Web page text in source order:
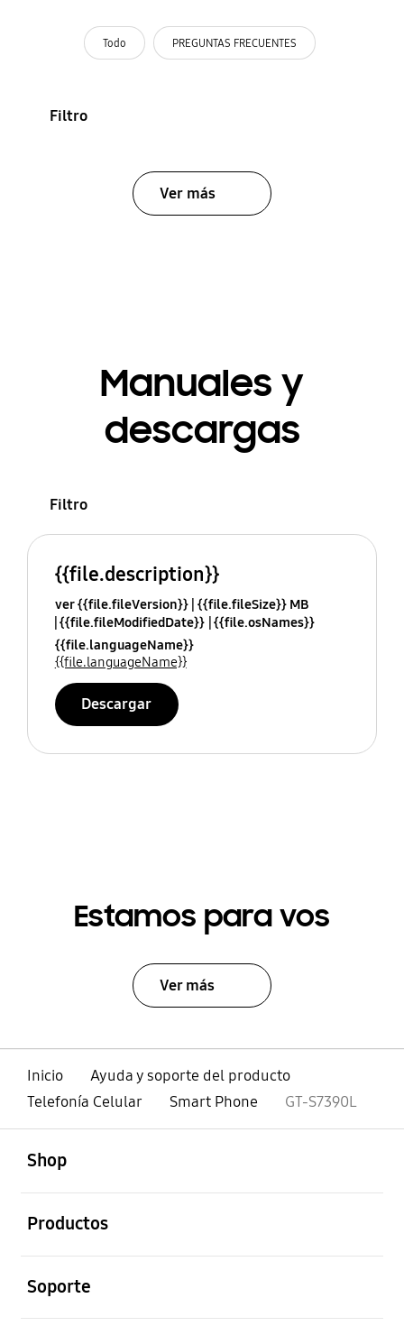
Todo PREGUNTAS FRECUENTES
Filtro
Ver más
Manuales y
descargas
Filtro
{{file.description}}
ver {{file.fileVersion}} {{file.fileSize}} MB
{{file.fileModifiedDate}} {{file.osNames}}
{{file.languageName}}
{{file.languageName}}
Descargar
Estamos para vos
Ver más
Inicio
Ayuda y soporte del producto
Telefonía Celular
Smart Phone GT-S7390L
Shop
Productos
Soporte